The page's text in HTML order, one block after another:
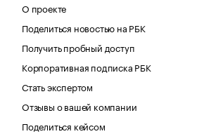
О проекте
Поделиться новостью на РБК
Получить пробный доступ
Корпоративная подписка РБК
Стать экспертом
Отзывы о вашей компании
Поделиться кейсом